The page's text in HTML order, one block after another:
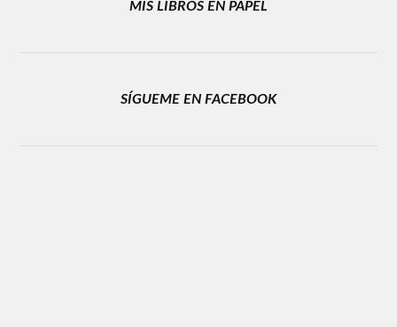
MIS LIBROS EN PAPEL
SÍGUEME EN FACEBOOK